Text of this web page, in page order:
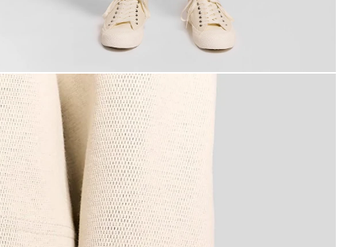
bär cargo-byxor med uppvikt benslut i färgen Khaki Ash